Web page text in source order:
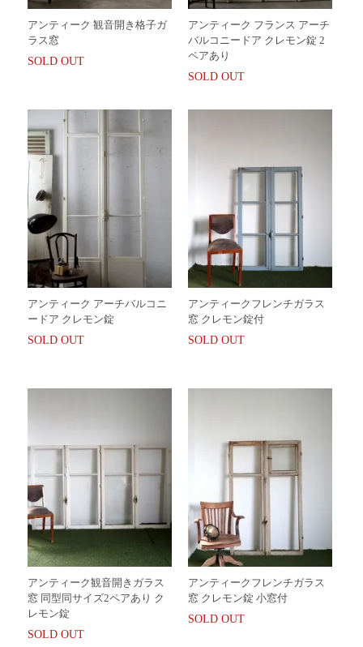
アンティーク 観音開き格子ガ
ラス窓
SOLD OUT
アンティーク フランス アーチ
バルコニードア クレモン錠 2
ペアあり
SOLD OUT
アンティーク アーチバルコニ
ードア クレモン錠
SOLD OUT
アンティークフレンチガラス
窓 クレモン錠付
SOLD OUT
アンティーク観音開きガラス
窓 同型同サイズ2ペアあり ク
レモン錠
SOLD OUT
アンティークフレンチガラス
窓 クレモン錠 小窓付
SOLD OUT